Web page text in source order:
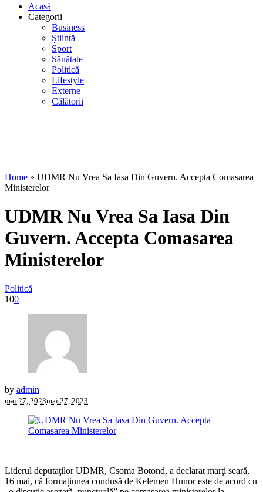
Acasă
Categorii
Business
Știință
Sport
Sănătate
Politică
Lifestyle
Externe
Călătorii
Home » UDMR Nu Vrea Sa Iasa Din Guvern. Accepta Comasarea
Ministerelor
UDMR Nu Vrea Sa Iasa Din
Guvern. Accepta Comasarea
Ministerelor
Politică
100
by admin
mai 27, 2023mai 27, 2023
Liderul deputaţilor UDMR, Csoma Botond, a declarat marţi seară,
16 mai, că formațiunea condusă de Kelemen Hunor este de acord cu